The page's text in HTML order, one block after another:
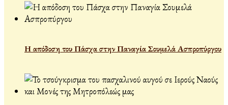
Η απόδοση του Πάσχα στην Παναγία Σουμελά Ασπροπύργου